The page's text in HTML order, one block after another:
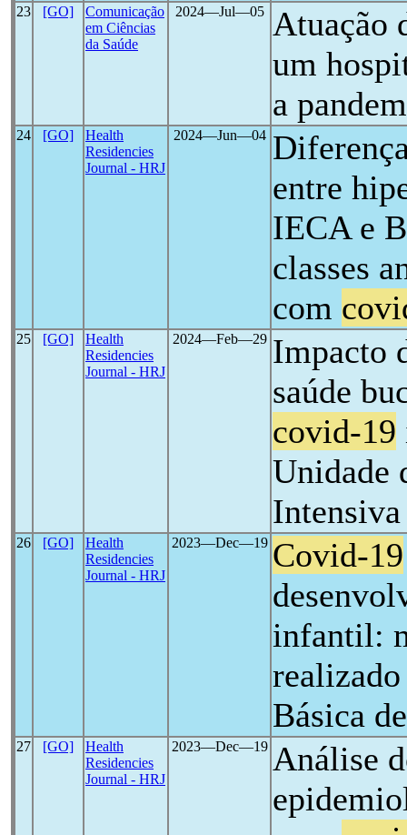
23 [GO]
Comunicação
em Ciências
da Saúde
2024―Jul―05
Atuação
um
a
24 [GO]
Health
Residencies
Journal - HRJ
2024―Jun―04
entre
IECA e
classes
com
25 [GO]
Health
Residencies
Journal - HRJ
2024―Feb―29 Impacto
saúde
covid-19
Unidade
Intensiva
26 [GO]
Health
Residencies
Journal - HRJ
2023―Dec―19 Covid-19
infantil:
Básica
27 [GO]
Health
Residencies
Journal - HRJ
2023―Dec―19 Análise